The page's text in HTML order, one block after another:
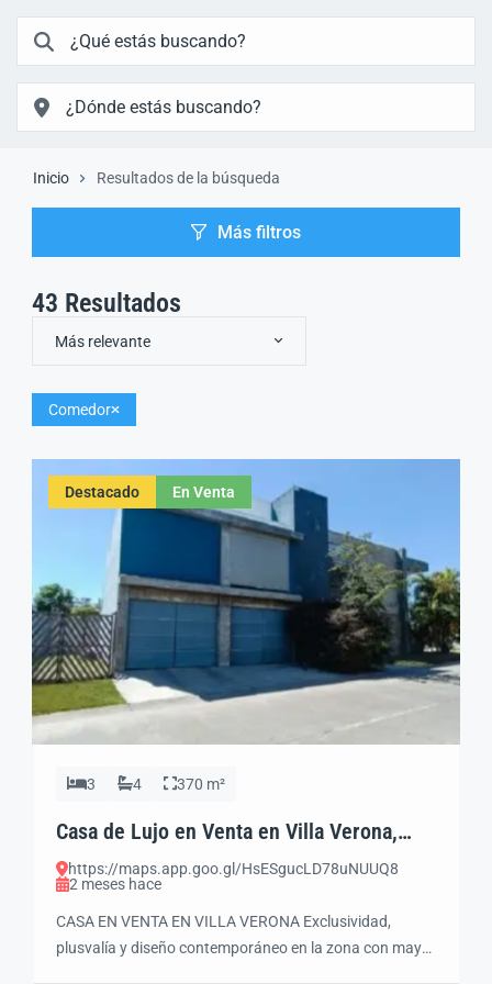
Inicio Resultados de la búsqueda
Más filtros
43 Resultados
Más relevante
Comedor
Destacado En Venta
3 4 370 m²
Casa de Lujo en Venta en Villa Verona,
Zapopan | 3 Recámaras y Roof Garden
https://maps.app.goo.gl/HsESgucLD78uNUUQ8
2 meses hace
CASA EN VENTA EN VILLA VERONA Exclusividad,
plusvalía y diseño contemporáneo en la zona con mayor